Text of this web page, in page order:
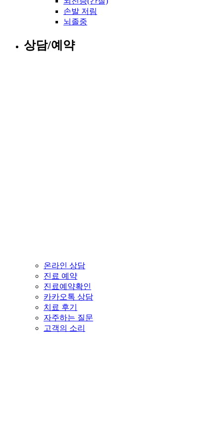
손발 저림
뇌졸중
상담/예약
온라인 상담
진료 예약
진료예약확인
카카오톡 상담
치료 후기
자주하는 질문
고객의 소리